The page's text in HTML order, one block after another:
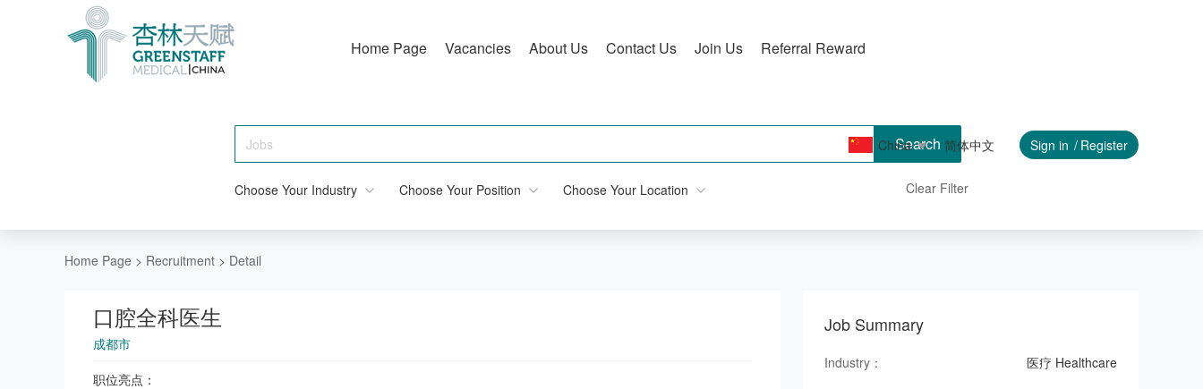
Home Page Vacancies About Us Contact Us Join Us Referral Reward
China 简体中文 Sign in Register
Search
Choose Your Industry Choose Your Position Choose Your Location Clear Filter
Home Page > Recruitment > Detail
口腔全科医生
成都市
职位亮点：
Job Summary
Industry： 医疗 Healthcare